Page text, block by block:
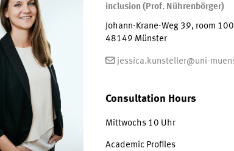
inclusion (Prof. Nührenbörger)
Johann-Krane-Weg 39, room
48149 Münster
jessica.kunsteller@uni-
Consultation Hours
Mittwochs 10 Uhr
Academic Profiles